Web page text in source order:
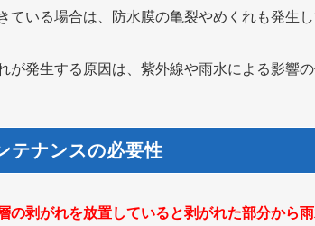
ている場合は、防水膜の亀裂やめくれも発生
が発生する原因は、紫外線や雨水による影響
テナンスの必要性
の剥がれを放置していると剥がれた部分から